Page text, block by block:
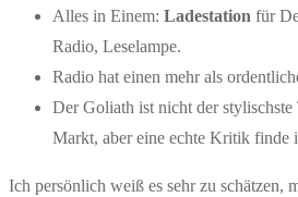
Alles in Einem: Ladestation für
Radio, Leselampe.
Radio hat einen mehr als
Der Goliath ist nicht der
Markt, aber eine echte Kritik finde
Ich persönlich weiß es sehr zu schätzen,